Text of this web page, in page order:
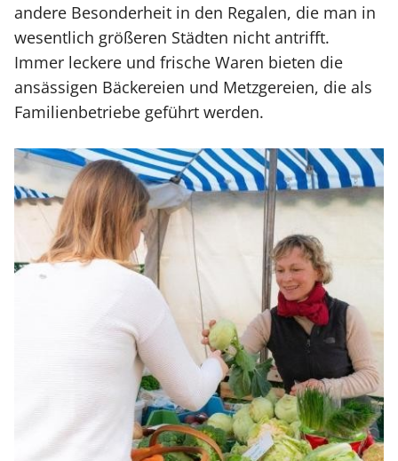
andere Besonderheit in den Regalen, die man in
wesentlich größeren Städten nicht antrifft.
Immer leckere und frische Waren bieten die
ansässigen Bäckereien und Metzgereien, die als
Familienbetriebe geführt werden.